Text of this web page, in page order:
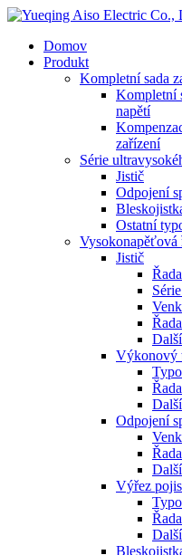
Domov
Produkt
Kompletní sada
Kompletní
napětí
zařízení
Série
Jistič
Odpojení
Ostatní
Vysokonapěťová
Jistič
Výkonový
Odpojení
Výřez